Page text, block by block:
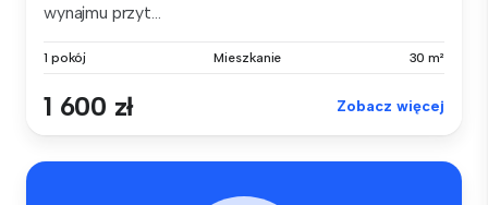
wynajmu przyt...
1 pokój Mieszkanie 30 m²
1 600 zł Zobacz więcej